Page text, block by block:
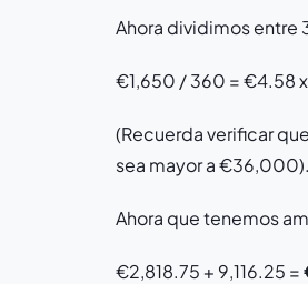
Ahora dividimos entre
€1,650 / 360 = €4.58 x
(Recuerda verificar
sea mayor a €36,000).
Ahora que tenemos
€2,818.75 + 9,116.25 =